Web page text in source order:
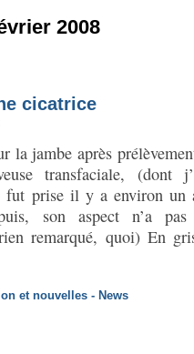
2008
cicatrice
la jambe après
transfaciale, (dont
fut prise il y a environ un
son aspect n’a
remarqué, quoi) En
et nouvelles - News